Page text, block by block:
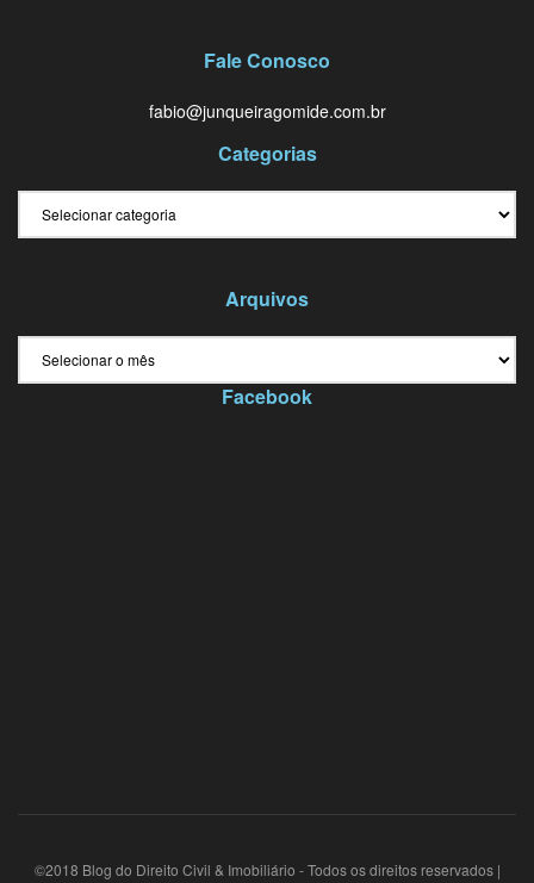
Fale Conosco
fabio@junqueiragomide.com.br
Categorias
Arquivos
Facebook
©2018 Blog do Direito Civil & Imobiliário - Todos os direitos reservados |